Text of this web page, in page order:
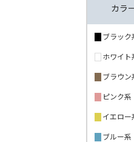
カラ
ブラック
ホワイト
ブラウン
ピンク系
イエロー
ブルー系